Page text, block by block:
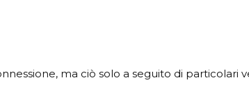
ma ciò solo a seguito di